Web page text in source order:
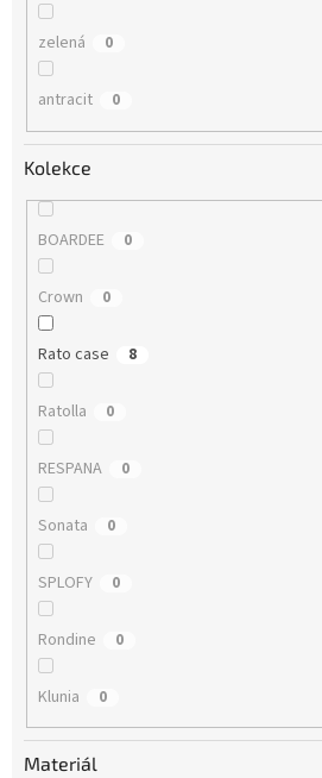
zelená 0
antracit 0
Kolekce
BOARDEE 0
Crown 0
Rato case 8
Ratolla 0
RESPANA 0
Sonata 0
SPLOFY 0
Rondine 0
Klunia 0
Materiál